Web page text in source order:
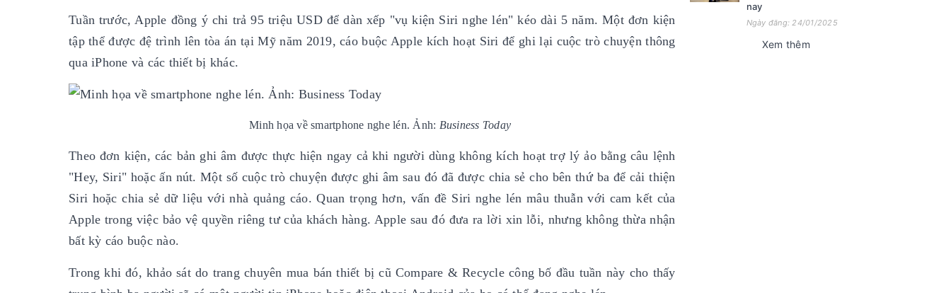
Tuần trước, Apple đồng ý chi trả 95 triệu USD để dàn xếp "vụ kiện Siri nghe lén" kéo dài 5 năm. Một đơn kiện
tập thể được đệ trình lên tòa án tại Mỹ năm 2019, cáo buộc Apple kích hoạt Siri để ghi lại cuộc trò chuyện thông
qua iPhone và các thiết bị khác.
Minh họa về smartphone nghe lén. Ảnh: Business Today
Theo đơn kiện, các bản ghi âm được thực hiện ngay cả khi người dùng không kích hoạt trợ lý ảo bằng câu lệnh
"Hey, Siri" hoặc ấn nút. Một số cuộc trò chuyện được ghi âm sau đó đã được chia sẻ cho bên thứ ba để cải thiện
Siri hoặc chia sẻ dữ liệu với nhà quảng cáo. Quan trọng hơn, vấn đề Siri nghe lén mâu thuẫn với cam kết của
Apple trong việc bảo vệ quyền riêng tư của khách hàng. Apple sau đó đưa ra lời xin lỗi, nhưng không thừa nhận
bất kỳ cáo buộc nào.
Trong khi đó, khảo sát do trang chuyên mua bán thiết bị cũ Compare & Recycle công bố đầu tuần này cho thấy
nay
Ngày đăng: 24/01/2025
Xem thêm